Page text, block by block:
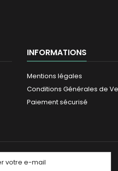
INFORMATIONS
Mentions légales
Conditions Générales de
Paiement sécurisé